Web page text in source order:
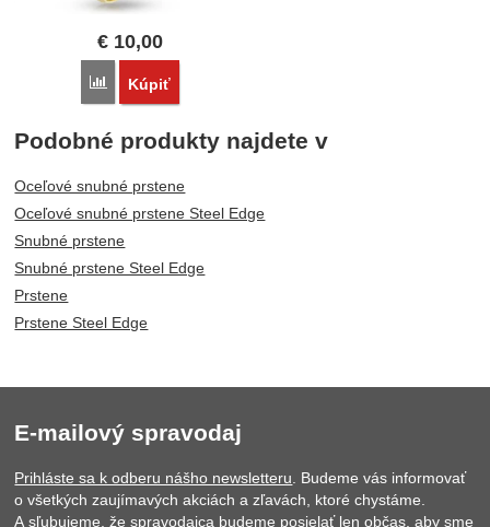
€ 10,00
Porovnať
Kúpiť
Podobné produkty najdete v
Oceľové snubné prstene
Oceľové snubné prstene Steel Edge
Snubné prstene
Snubné prstene Steel Edge
Prstene
Prstene Steel Edge
E-mailový spravodaj
Prihláste sa k odberu nášho newsletteru. Budeme vás informovať
o všetkých zaujímavých akciách a zľavách, ktoré chystáme.
A sľubujeme, že spravodajca budeme posielať len občas, aby sme